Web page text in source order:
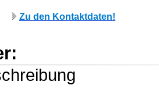
Zu den Kontaktdaten!